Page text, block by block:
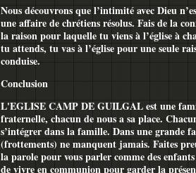
Nous découvrons que l’intimité avec Dieu
une affaire de chrétiens résolus. Fais de la
la raison pour laquelle tu viens à l’église à
tu attends, tu vas à l’église pour une seule
conduise.
Conclusion
L'EGLISE CAMP DE GUILGAL est une
fraternelle, chacun de nous a sa place.
s’intégrer dans la famille. Dans une grande
(frottements) ne manquent jamais. Faites
la parole pour vous parler comme des
de vivre en communion pour garder la